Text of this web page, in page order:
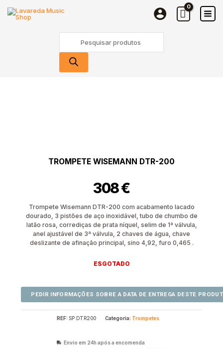
search
TROMPETE WISEMANN DTR-200
308€
Trompete Wisemann DTR-200 com acabamento lacado
dourado, 3 pistões de aço inoxidável, tubo de chumbo de
latão rosa, corrediças de prata níquel, selim de 1ª válvula,
anel ajustável de 3ª válvula, 2 chaves de água, chave
deslizante de afinação principal, sino 4,92, furo 0,465 .
ESGOTADO
REF: SP.DTR200 Categoria: Trompetes
Envio em 24h após a encomenda